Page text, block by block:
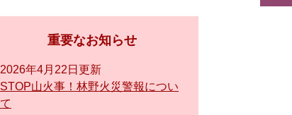
重要なお知らせ
2026年4月22日更新
STOP山火事！林野火災警報につい
て